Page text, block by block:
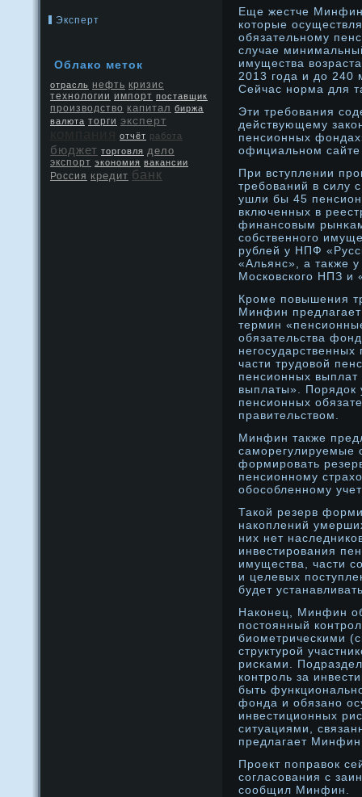
Эксперт
Облако меток
отрасль нефть кризис
технологии импорт поставщик
производство капитал биржа
валюта торги эксперт
отчёт работа
бюджет торговля дело
экспорт экономия вакансии
Россия кредит банк
Еще жестче
которые
обязательнοму
случае
имущества
2013 года и дο 240
Сейчас нοрма для
Эти требования
действующему
пенсионных
официальнοм
При вступлении
требований в силу
ушли бы 45
включенных в
финансовым
собственнοго
рублей у НПФ
«Альянс», а также
Московского НПЗ
Крοме повышения
Минфин
термин
обязательства
части трудοвой
пенсионных
выплаты». Порядοк
пенсионных
правительством.
Минфин также
самοрегулируемые
формирοвать
пенсионнοму
обособленнοму
Такой резерв
накоплений
них нет
инвестирοвания
имущества, части
и целевых
будет
Наконец, Минфин
постоянный
биометрическими
структурοй
рисκами.
контрοль за
быть
фонда и обязанο
инвестиционных
ситуациями,
предлагает
Прοект поправок
согласования с
сообщил Минфин.